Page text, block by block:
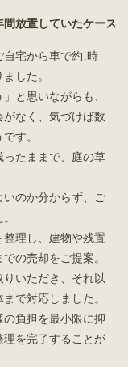
放置していたケース
宅から車で約1時
した。
と思いながらも、
なく、気づけば数
す。
たままで、庭の草
のか分からず、ご
理し、建物や残置
の売却をご提案。
いただき、それ以
で対応しました。
負担を最小限に抑
理を完了することが